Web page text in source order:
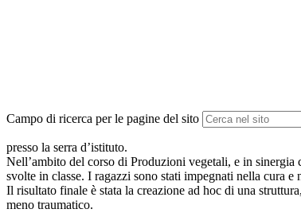
Campo di ricerca per le pagine del sito
presso la serra d’istituto.
Nell’ambito del corso di Produzioni vegetali, e in
svolte in classe. I ragazzi sono stati impegnati nella cura
Il risultato finale è stata la creazione ad hoc di una
meno traumatico.